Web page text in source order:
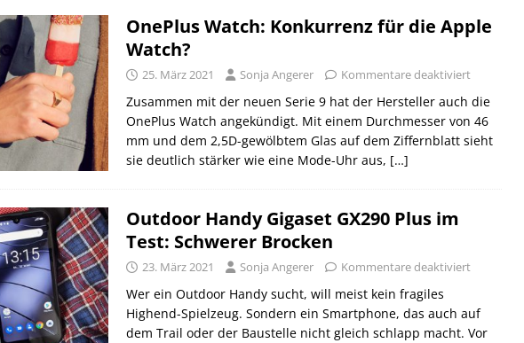
OnePlus Watch: Konkurrenz für die Apple
Watch?
25. März 2021 Sonja Angerer Kommentare deaktiviert
Zusammen mit der neuen Serie 9 hat der Hersteller auch die
OnePlus Watch angekündigt. Mit einem Durchmesser von 46
mm und dem 2,5D-gewölbtem Glas auf dem Ziffernblatt sieht
sie deutlich stärker wie eine Mode-Uhr aus, […]
Outdoor Handy Gigaset GX290 Plus im
Test: Schwerer Brocken
23. März 2021 Sonja Angerer Kommentare deaktiviert
Wer ein Outdoor Handy sucht, will meist kein fragiles
Highend-Spielzeug. Sondern ein Smartphone, das auch auf
dem Trail oder der Baustelle nicht gleich schlapp macht. Vor